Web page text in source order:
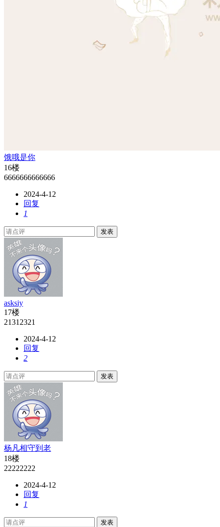
饿哦是你
16楼
6666666666666
2024-4-12
回复
1
发表
asksiy
17楼
21312321
2024-4-12
回复
2
发表
杨凡相守到老
18楼
22222222
2024-4-12
回复
1
发表